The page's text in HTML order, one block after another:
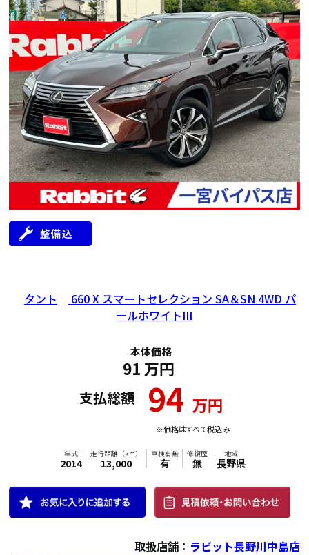
走行距離（km）
65,000
車検有無
タント
660 X スマートセレクション SA＆SN 4WD パ
ールホワイトIII
本体価格
91万円
支払総額 94 万円
※価格はすべて税込み
取扱店舗： ラビット長野川中島店